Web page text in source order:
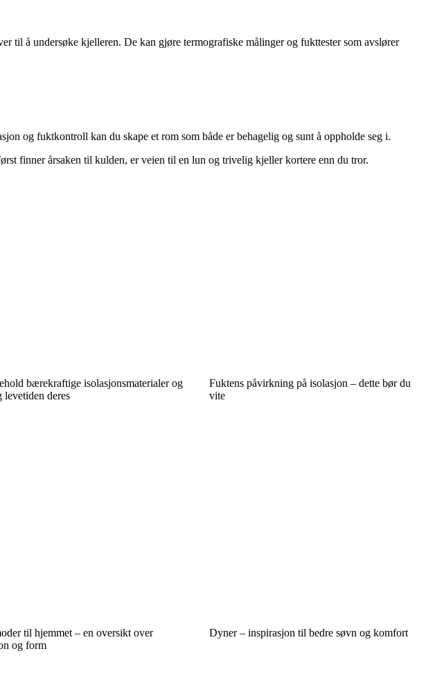
til å undersøke kjelleren. De kan gjøre termografiske målinger og fukttester som avslører
og fuktkontroll kan du skape et rom som både er behagelig og sunt å oppholde seg i.
finner årsaken til kulden, er veien til en lun og trivelig kjeller kortere enn du tror.
bærekraftige isolasjonsmaterialer og
levetiden deres
Fuktens påvirkning på isolasjon – dette bør du
vite
til hjemmet – en oversikt over
og form
Dyner – inspirasjon til bedre søvn og komfort